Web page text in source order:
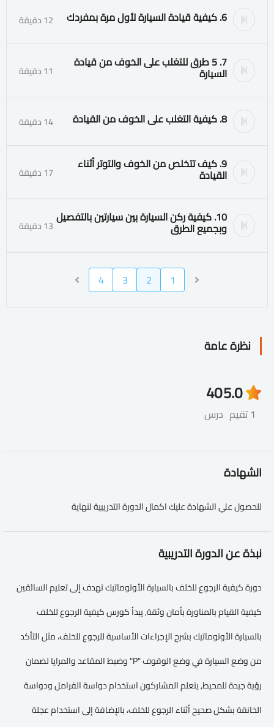
6. كيفية قيادة السيارة لأول مرة بمفردك 12 دقيقة
7. 5 طرق للتغلب على الخوف من قيادة
السيارة 11 دقيقة
8. كيفية التغلب على الخوف من القيادة 14 دقيقة
9. كيف تتخلص من الخوف والتوتر أثناء
القيادة 17 دقيقة
10. كيفية ركن السيارة بين سيارتين بالتفصيل
وبجميع الطرق 13 دقيقة
1
2
3
4
نظرة عامة
5.0
1 تقيم
40
درس
الشهادة
للحصول علي الشهادة عليك اكمال الدورة التدريبية لنهاية
نبذة عن الدورة التدريبية
دورة كيفية الرجوع للخلف بالسيارة الأوتوماتيك تهدف إلى تعليم السائقين
كيفية القيام بالمناورة بأمان وثقة, يبدأ كورس كيفية الرجوع للخلف
بالسيارة الأوتوماتيك بشرح الإجراءات الأساسية للرجوع للخلف، مثل التأكد
من وضع السيارة في وضع الوقوف "P" وضبط المقاعد والمرايا لضمان
رؤية جيدة للمحيط, يتعلم المشاركون استخدام دواسة الفرامل ودواسة
الخانقة بشكل صحيح أثناء الرجوع للخلف، بالإضافة إلى استخدام عجلة